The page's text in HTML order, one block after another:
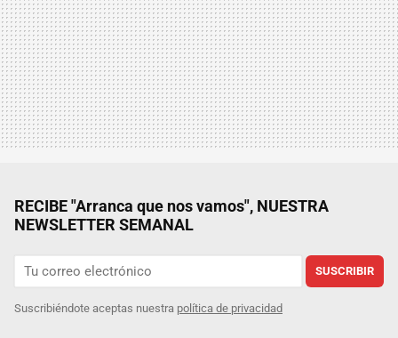
RECIBE "Arranca que nos vamos", NUESTRA
NEWSLETTER SEMANAL
SUSCRIBIR
Suscribiéndote aceptas nuestra política de privacidad